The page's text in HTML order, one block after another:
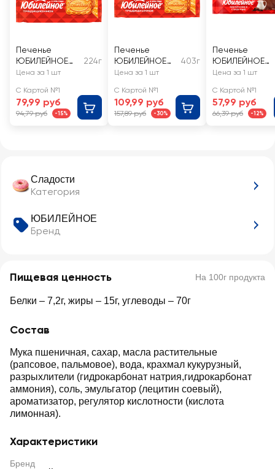
Сладости
Категория
ЮБИЛЕЙНОЕ
Бренд
Пищевая ценность На 100г продукта
Белки – 7,2г, жиры – 15г, углеводы – 70г
Состав
Мука пшеничная, сахар, масла растительные
(рапсовое, пальмовое), вода, крахмал кукурузный,
разрыхлители (гидрокарбонат натрия,гидрокарбонат
аммония), соль, эмульгатор (лецитин соевый),
ароматизатор, регулятор кислотности (кислота
лимонная).
Характеристики
Бренд
Печенье
ЮБИЛЕЙНОЕ
Витаминизиров
традиционное
224г
Цена за 1 шт
С Картой №1
79,99 руб
94,79 руб -15%
Печенье
ЮБИЛЕЙНОЕ
Витаминизиров
традиционное
403г
Цена за 1 шт
С Картой №1
109,99 руб
157,89 руб -30%
Печенье
ЮБИЛЕЙНОЕ
молочное с
Цена за 1 шт
С Картой №1
57,99 руб
66,39 руб -12%